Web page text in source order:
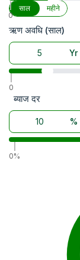
|
0
साल महीने
ऋण अवधि (साल)
Yr
0
ब्याज दर
%
0%